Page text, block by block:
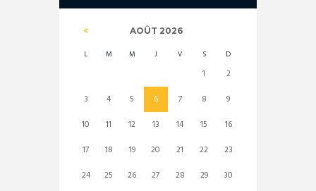
AOÛT 2026
L M M J V S D
1
2
3
4 5 6 7 8
9
10
11 12 13 14 15
16
17
18 19 20 21 22
23
24
25 26 27 28 29 30